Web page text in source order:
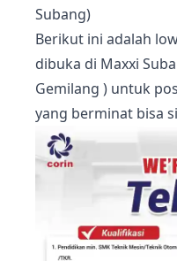
Subang)
Berikut ini adalah
dibuka di Maxxi
Gemilang ) untuk
yang berminat bisa